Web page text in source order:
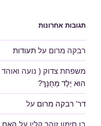
תגובות אחרונות
רבקה מרום על תעודות
משפחת צדוק ( נועה ואוהד
הוּא יֶלֶד מְחֻנָּךְ?
דר' רבקה מרום על
בן סימון זוהר קלין על האם